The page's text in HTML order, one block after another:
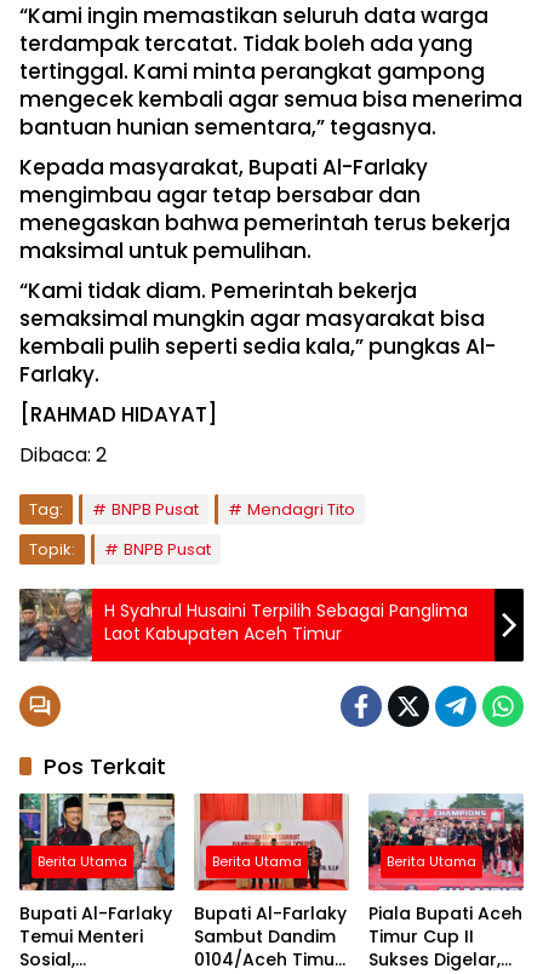
“Kami ingin memastikan seluruh data warga
terdampak tercatat. Tidak boleh ada yang
tertinggal. Kami minta perangkat gampong
mengecek kembali agar semua bisa menerima
bantuan hunian sementara,” tegasnya.
Kepada masyarakat, Bupati Al-Farlaky
mengimbau agar tetap bersabar dan
menegaskan bahwa pemerintah terus bekerja
maksimal untuk pemulihan.
“Kami tidak diam. Pemerintah bekerja
semaksimal mungkin agar masyarakat bisa
kembali pulih seperti sedia kala,” pungkas Al-
Farlaky.
[RAHMAD HIDAYAT]
Dibaca: 2
Tag: BNPB Pusat
Mendagri Tito
Topik:
BNPB Pusat
H Syahrul Husaini Terpilih Sebagai Panglima
Laot Kabupaten Aceh Timur
Pos Terkait
Berita Utama
Bupati Al-Farlaky
Temui Menteri
Sosial,
Berita Utama
Bupati Al-Farlaky
Sambut Dandim
0104/Aceh Timur
Berita Utama
Piala Bupati Aceh
Timur Cup II
Sukses Digelar,